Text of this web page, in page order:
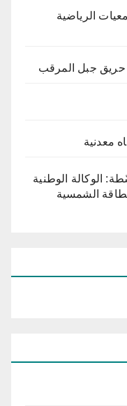
الرياضية
حريق جبل المرقب
الوكالة الوطنية
الشمسية